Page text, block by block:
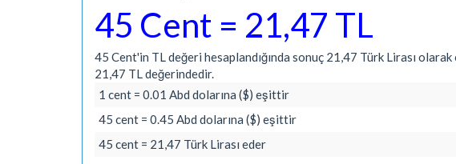
45 Cent = 21,47 TL
45 Cent'in TL değeri hesaplandığında sonuç 21,47 Türk Lirası
21,47 TL değerindedir.
1 cent = 0.01 Abd dolarına ($) eşittir
45 cent = 0.45 Abd dolarına ($) eşittir
45 cent = 21,47 Türk Lirası eder